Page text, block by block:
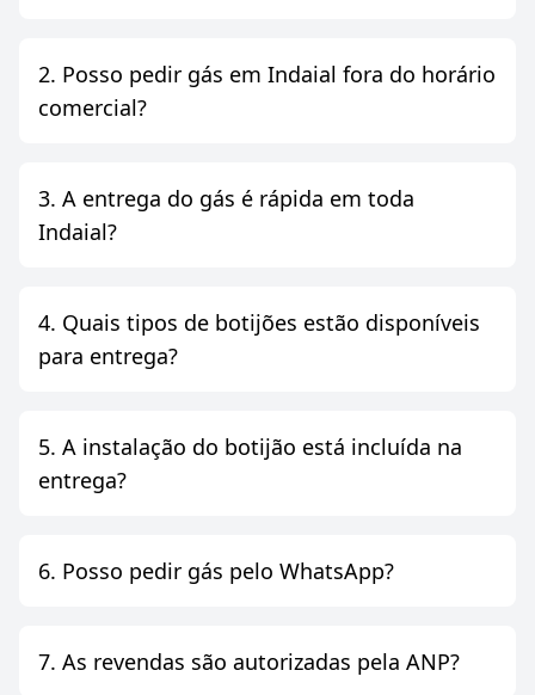
2. Posso pedir gás em Indaial fora do horário
comercial?
3. A entrega do gás é rápida em toda
Indaial?
4. Quais tipos de botijões estão disponíveis
para entrega?
5. A instalação do botijão está incluída na
entrega?
6. Posso pedir gás pelo WhatsApp?
7. As revendas são autorizadas pela ANP?